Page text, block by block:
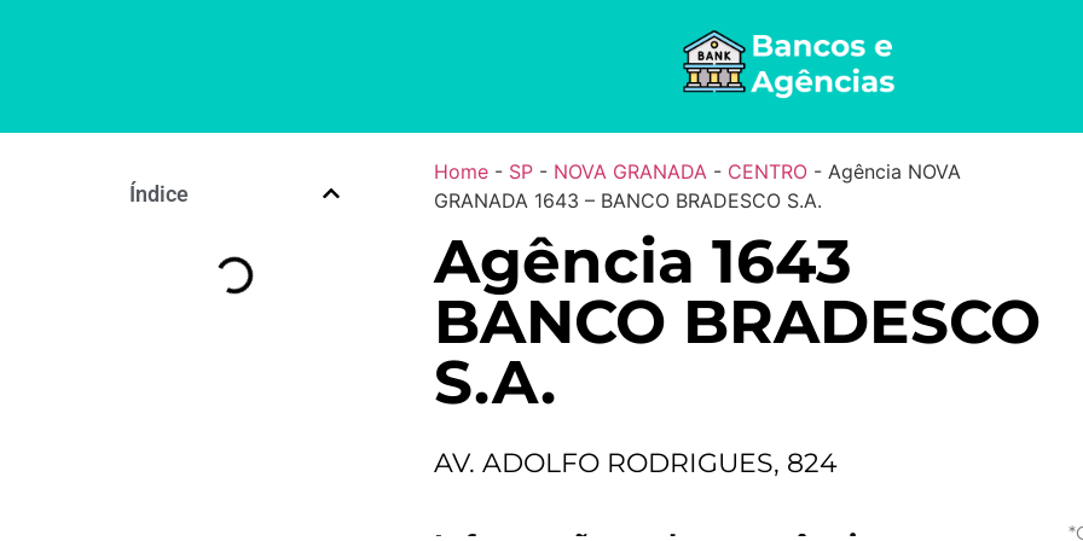
Índice
Home- SP- NOVA GRANADA - CENTRO- Agência NOVA
GRANADA 1643 – BANCO BRADESCO S.A.
Agência 1643
BANCO BRADESCO
S.A.
AV. ADOLFO RODRIGUES, 824